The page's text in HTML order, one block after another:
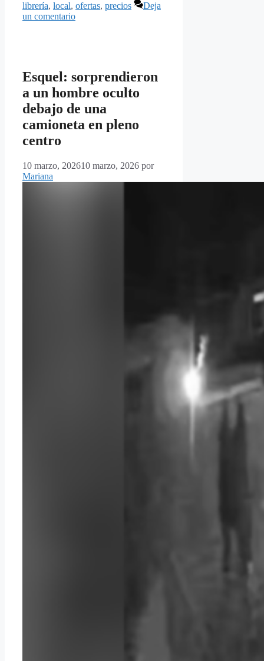
librería, local, ofertas, precios
Deja
un comentario
Esquel: sorprendieron
a un hombre oculto
debajo de una
camioneta en pleno
centro
10 marzo, 202610 marzo, 2026 por
Mariana